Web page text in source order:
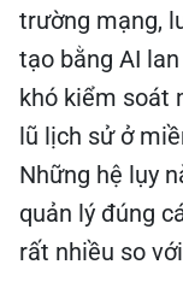
trường mạng,
tạo bằng AI
khó kiểm soát
lũ lịch sử ở
Những hệ lụy
quản lý đúng
rất nhiều so